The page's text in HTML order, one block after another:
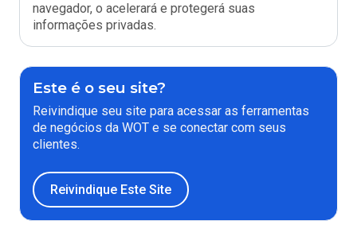
navegador, o acelerará e protegerá suas
informações privadas.
Este é o seu site?
Reivindique seu site para acessar as ferramentas
de negócios da WOT e se conectar com seus
clientes.
Reivindique Este Site